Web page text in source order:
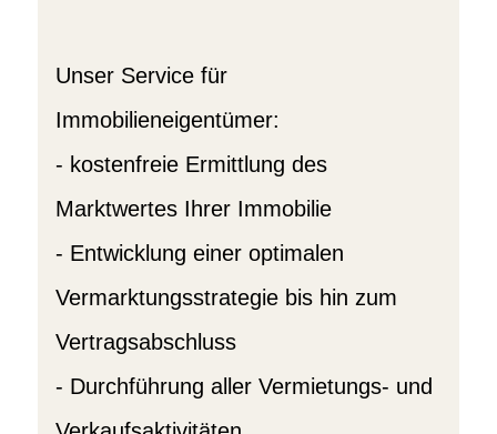
Unser Service für
Immobilieneigentümer:
- kostenfreie Ermittlung des
Marktwertes Ihrer Immobilie
- Entwicklung einer optimalen
Vermarktungsstrategie bis hin zum
Vertragsabschluss
- Durchführung aller Vermietungs- und